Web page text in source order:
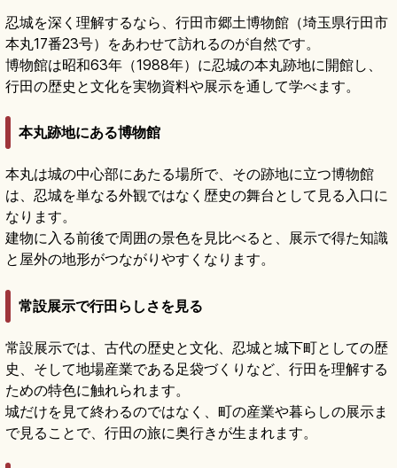
忍城を深く理解するなら、行田市郷土博物館（埼玉県行田市
本丸17番23号）をあわせて訪れるのが自然です。
博物館は昭和63年（1988年）に忍城の本丸跡地に開館し、
行田の歴史と文化を実物資料や展示を通して学べます。
本丸跡地にある博物館
本丸は城の中心部にあたる場所で、その跡地に立つ博物館
は、忍城を単なる外観ではなく歴史の舞台として見る入口に
なります。
建物に入る前後で周囲の景色を見比べると、展示で得た知識
と屋外の地形がつながりやすくなります。
常設展示で行田らしさを見る
常設展示では、古代の歴史と文化、忍城と城下町としての歴
史、そして地場産業である足袋づくりなど、行田を理解する
ための特色に触れられます。
城だけを見て終わるのではなく、町の産業や暮らしの展示ま
で見ることで、行田の旅に奥行きが生まれます。